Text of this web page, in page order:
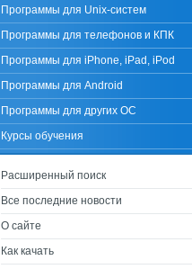
Программы для Unix-систем
Программы для телефонов и КПК
Программы для iPhone, iPad, iPod
Программы для Android
Программы для других ОС
Курсы обучения
Расширенный поиск
Все последние новости
О сайте
Как качать